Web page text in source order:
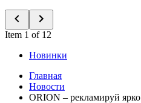
Item 1 of 12
Новинки
Главная
Новости
ORION – рекламируй ярко